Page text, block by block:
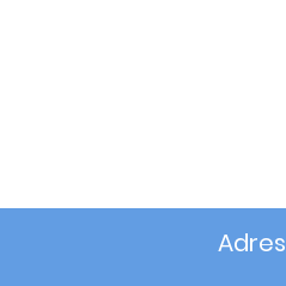
Adres